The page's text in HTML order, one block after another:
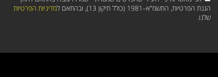
הגנת הפרטיות, התשמ"א–1981 (כולל תיקון 13), ובהתאם ל
מדיניות הפרטיות
שלנו.